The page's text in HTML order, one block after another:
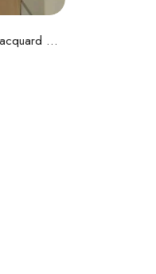
Jelaba Caf Tresse en Crêpe et Jacquard – Randa Fait Main